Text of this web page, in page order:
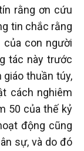
rằng ơn cứu
tin chắc rằng
con người
tác này trước
thuần túy,
cách nghiêm
50 của thế kỷ
động cũng
sự, và do đó